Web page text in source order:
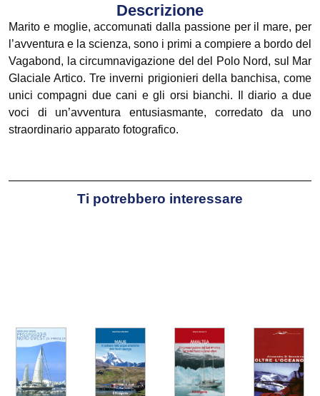
Descrizione
Marito e moglie, accomunati dalla passione per il mare, per
l’avventura e la scienza, sono i primi a compiere a bordo del
Vagabond, la circumnavigazione del del Polo Nord, sul Mar
Glaciale Artico. Tre inverni prigionieri della banchisa, come
unici compagni due cani e gli orsi bianchi. Il diario a due
voci di un’avventura entusiasmante, corredato da uno
straordinario apparato fotografico.
Ti potrebbero interessare